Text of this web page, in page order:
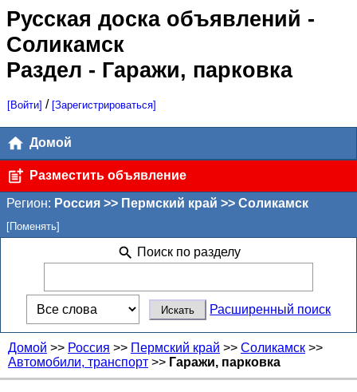
Русская доска объявлений -
Соликамск
Раздел - Гаражи, парковка
[Войти] / [Зарегистрироваться]
Домой
Разместить объявление
Регион: Россия >> Пермский край >> Соликамск
[Поменять]
Поиск по разделу
Расширенный поиск
Домой >> Россия >> Пермский край >> Соликамск >>
Автомобили, транспорт >> Гаражи, парковка